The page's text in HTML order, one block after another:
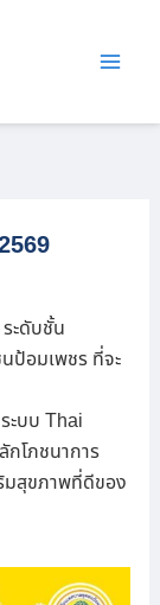
ะดับชั้น
ป้อมเพชร ที่จะ
ะบบ Thai
โภชนาการ
มสุขภาพที่ดีของ